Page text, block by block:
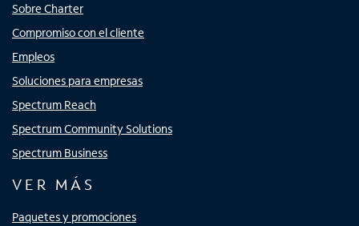
Sobre Charter
Compromiso con el cliente
Empleos
Soluciones para empresas
Spectrum Reach
Spectrum Community Solutions
Spectrum Business
VER MÁS
Paquetes y promociones